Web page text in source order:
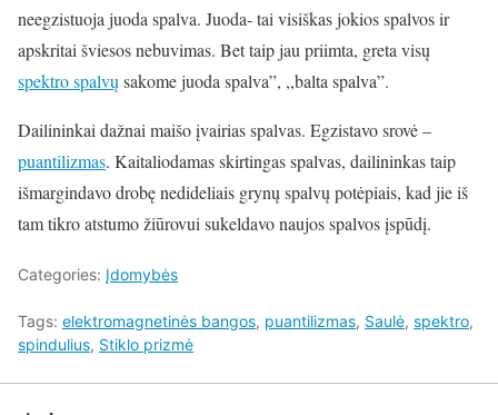
neegzistuoja juoda spalva. Juoda- tai visiškas jokios spalvos ir
apskritai šviesos nebuvimas. Bet taip jau priimta, greta visų
spektro spalvų sakome juoda spalva”, ,,balta spalva”.
Dailininkai dažnai maišo įvairias spalvas. Egzistavo srovė –
puantilizmas. Kaitaliodamas skirtingas spalvas, dailininkas taip
išmargindavo drobę nedideliais grynų spalvų potėpiais, kad jie iš
tam tikro atstumo žiūrovui sukeldavo naujos spalvos įspūdį.
Categories: Įdomybės
Tags: elektromagnetinės bangos, puantilizmas, Saulė, spektro,
spindulius, Stiklo prizmė